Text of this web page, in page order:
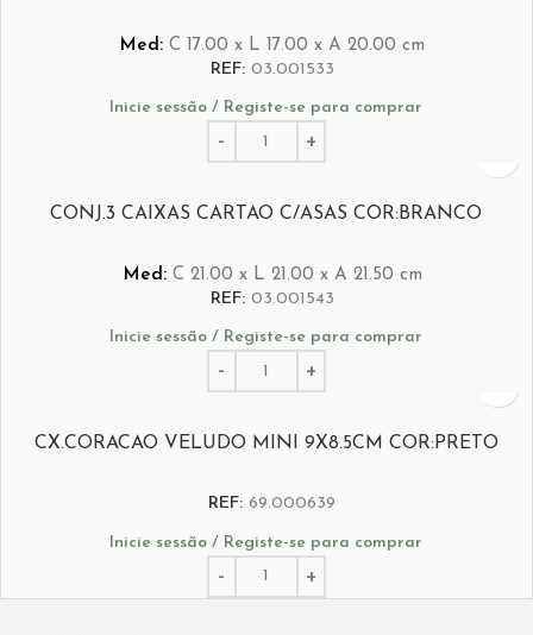
Med: C 17.00 x L 17.00 x A 20.00 cm
REF: 03.001533
Inicie sessão / Registe-se para comprar
CONJ.3 CAIXAS CARTAO C/ASAS COR:BRANCO
Med: C 21.00 x L 21.00 x A 21.50 cm
REF: 03.001543
Inicie sessão / Registe-se para comprar
CX.CORACAO VELUDO MINI 9X8.5CM COR:PRETO
REF: 69.000639
Inicie sessão / Registe-se para comprar